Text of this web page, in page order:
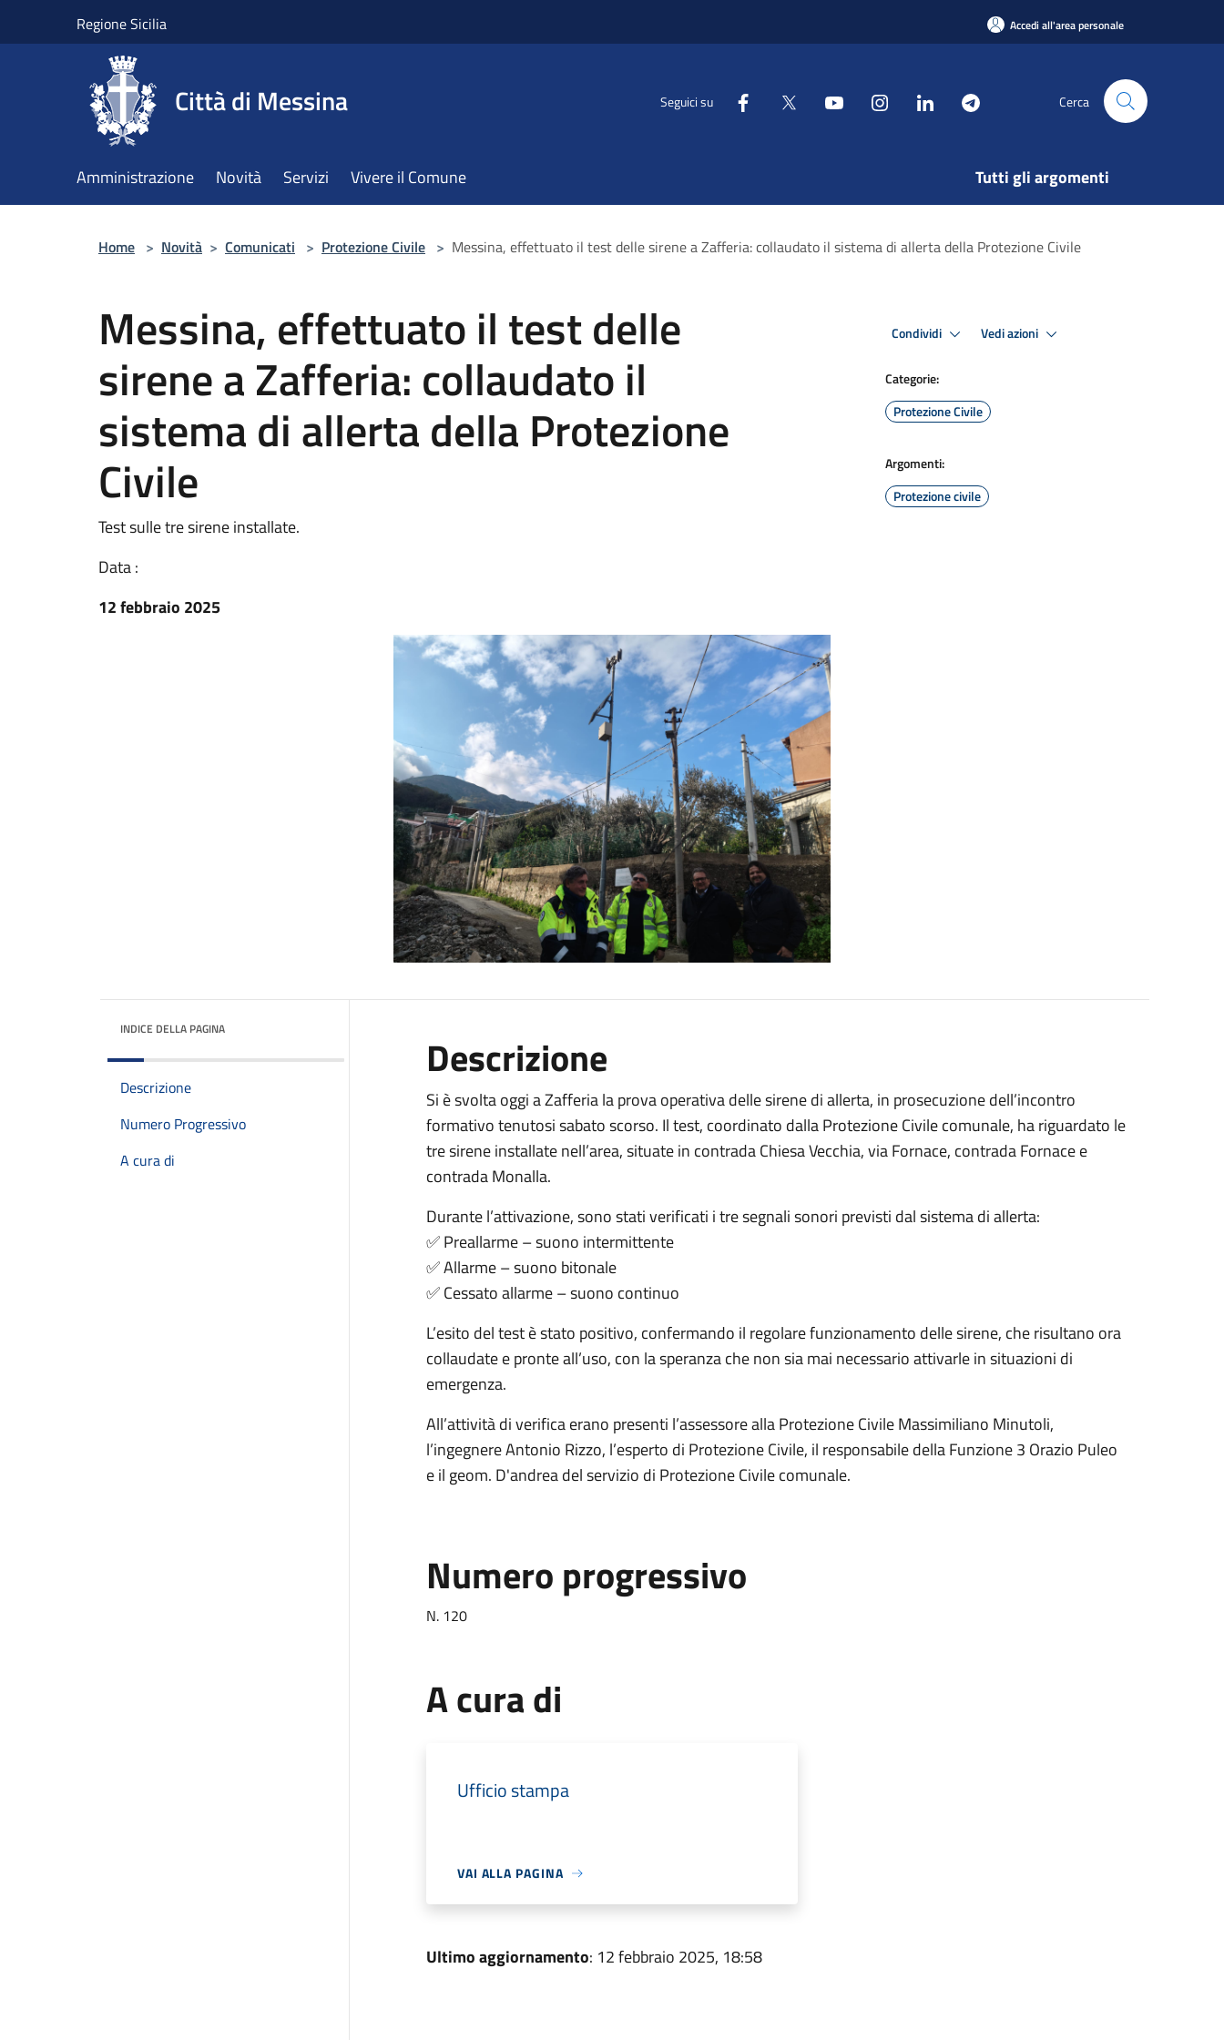
Regione Sicilia Accedi all'area personale
Città di Messina Seguici su Cerca
Amministrazione Novità Servizi Vivere il Comune Tutti gli argomenti
Home > Novità > Comunicati > Protezione Civile > Messina, effettuato il test delle sirene a Zafferia: collaudato il sistema di allerta della Protezione Civile
Messina, effettuato il test delle
sirene a Zafferia: collaudato il
sistema di allerta della Protezione
Civile
Test sulle tre sirene installate.
Data :
12 febbraio 2025
Condividi Vedi azioni
Categorie:
Protezione Civile
Argomenti:
Protezione civile
INDICE DELLA PAGINA
Descrizione
Numero Progressivo
A cura di
Descrizione
Si è svolta oggi a Zafferia la prova operativa delle sirene di allerta, in prosecuzione dell’incontro
formativo tenutosi sabato scorso. Il test, coordinato dalla Protezione Civile comunale, ha riguardato le
tre sirene installate nell’area, situate in contrada Chiesa Vecchia, via Fornace, contrada Fornace e
contrada Monalla.
Durante l’attivazione, sono stati verificati i tre segnali sonori previsti dal sistema di allerta:
✅ Preallarme – suono intermittente
✅ Allarme – suono bitonale
✅ Cessato allarme – suono continuo
L’esito del test è stato positivo, confermando il regolare funzionamento delle sirene, che risultano ora
collaudate e pronte all’uso, con la speranza che non sia mai necessario attivarle in situazioni di
emergenza.
All’attività di verifica erano presenti l’assessore alla Protezione Civile Massimiliano Minutoli,
l’ingegnere Antonio Rizzo, l’esperto di Protezione Civile, il responsabile della Funzione 3 Orazio Puleo
e il geom. D'andrea del servizio di Protezione Civile comunale.
Numero progressivo
N. 120
A cura di
Ufficio stampa
VAI ALLA PAGINA
Ultimo aggiornamento: 12 febbraio 2025, 18:58